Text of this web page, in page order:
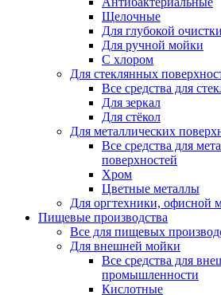
Щелочные
Для глубокой очистки
Для ручной мойки
С хлором
Для стеклянных
Все средства для
Для зеркал
Для стёкол
Для металлических
Все средства для
поверхностей
Хром
Цветные металлы
Для оргтехники, офисной
Пищевые производства
Все для пищевых
Для внешней мойки
Все средства для
промышленности
Кислотные